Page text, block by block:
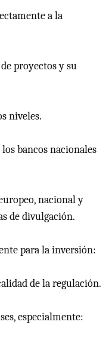
a la
proyectos y su
niveles.
bancos nacionales
nacional y
de divulgación.
para la inversión:
de la regulación.
especialmente: